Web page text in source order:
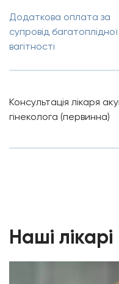
Додаткова оплата за
супровід багатоплідної
вагітності
Консультація лікаря
гінеколога (первинна)
Наші лікарі